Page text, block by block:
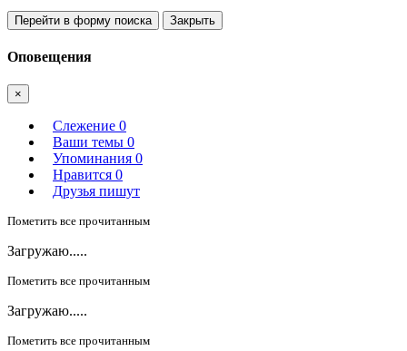
Перейти в форму поиска Закрыть
Оповещения
×
Слежение 0
Ваши темы 0
Упоминания 0
Нравится 0
Друзья пишут
Пометить все прочитанным
Загружаю.....
Пометить все прочитанным
Загружаю.....
Пометить все прочитанным